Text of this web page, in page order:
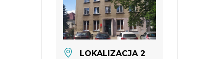
LOKALIZACJA 2